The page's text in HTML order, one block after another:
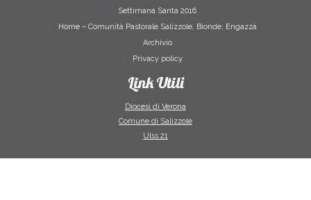
Settimana Santa 2016
Home – Comunità Pastorale Salizzole, Bionde, Engazzà
Archivio
Privacy policy
Link Utili
Diocesi di Verona
Comune di Salizzole
Ulss 21